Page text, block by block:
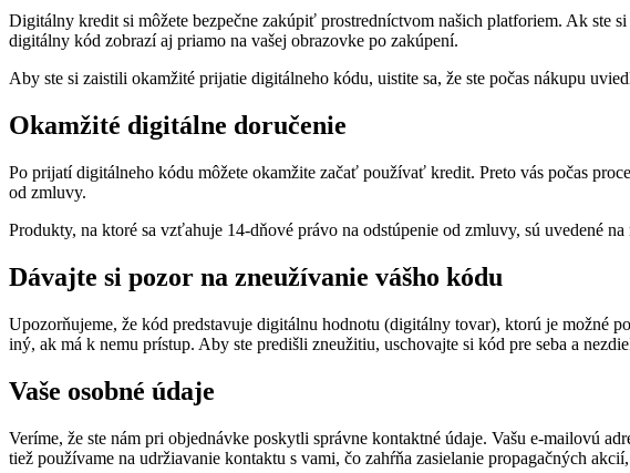
Digitálny kredit si môžete bezpečne zakúpiť prostredníctvom našich platforiem. Ak
digitálny kód zobrazí aj priamo na vašej obrazovke po zakúpení.
Aby ste si zaistili okamžité prijatie digitálneho kódu, uistite sa, že ste počas nákupu
Okamžité digitálne doručenie
Po prijatí digitálneho kódu môžete okamžite začať používať kredit. Preto vás počas
od zmluvy.
Produkty, na ktoré sa vzťahuje 14-dňové právo na odstúpenie od zmluvy, sú uvedené
Dávajte si pozor na zneužívanie vášho kódu
Upozorňujeme, že kód predstavuje digitálnu hodnotu (digitálny tovar), ktorú je možné
iný, ak má k nemu prístup. Aby ste predišli zneužitiu, uschovajte si kód pre seba a
Vaše osobné údaje
Veríme, že ste nám pri objednávke poskytli správne kontaktné údaje. Vašu e-mailovú
tiež používame na udržiavanie kontaktu s vami, čo zahŕňa zasielanie propagačných